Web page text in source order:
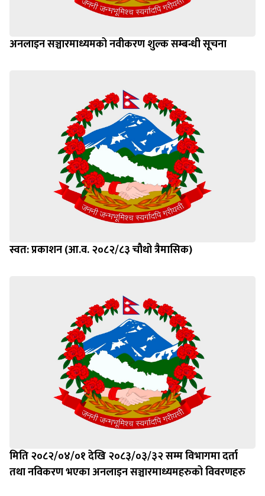
अनलाइन सञ्चारमाध्यमको नवीकरण शुल्क सम्बन्धी सूचना
स्वत: प्रकाशन (आ.व. २०८२/८३ चौथो त्रैमासिक)
मिति २०८२/०४/०१ देखि २०८३/०३/३२ सम्म विभागमा दर्ता
तथा नविकरण भएका अनलाइन सञ्चारमाध्यमहरुको विवरणहरु